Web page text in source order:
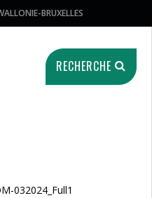
BRUXELLES
RECHERCHE
032024_Full1